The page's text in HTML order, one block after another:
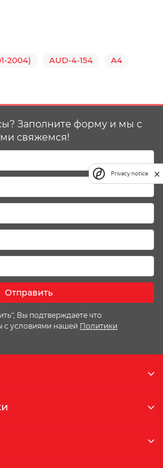
2004) AUD-4-154 A4
Заполните форму и мы с
свяжемся!
Отправить
Вы подтверждаете что
с условиями нашей Политики
Privacy notice